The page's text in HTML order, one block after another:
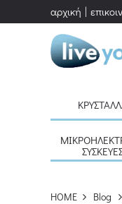
αρχική
HOME Blog